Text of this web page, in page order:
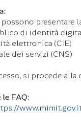
presentare
di identità
elettronica (CIE)
dei servizi (CNS)
si procede
FAQ: